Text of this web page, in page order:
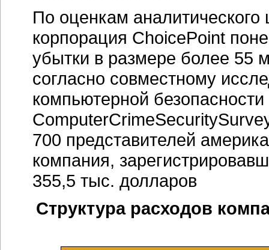
По оценкам
корпорация ChoicePoint
убытки в размере более 55
согласно совместному
компьютерной
700 представителей
компания,
355,5 тыс. долларов
Структура расходов